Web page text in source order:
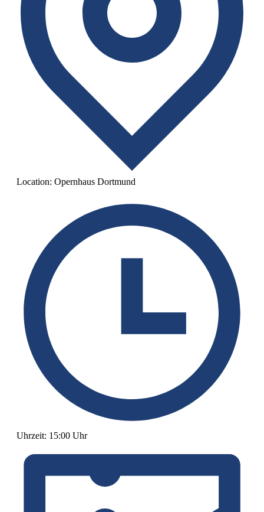
Location: Opernhaus Dortmund
Uhrzeit: 15:00 Uhr